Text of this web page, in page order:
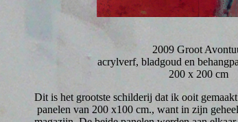
2009 Groot
acrylverf, bladgoud en
200 x 200 cm
Dit is het grootste schilderij dat ik ooit
panelen van 200 x100 cm., want in zijn